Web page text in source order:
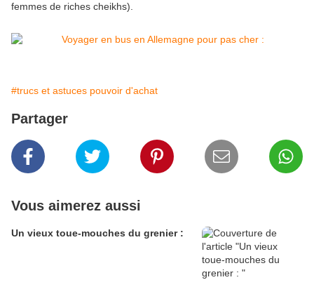
femmes de riches cheikhs).
#trucs et astuces pouvoir d'achat
Partager
Vous aimerez aussi
Un vieux toue-mouches du grenier :